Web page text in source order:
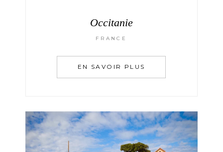
Occitanie
FRANCE
EN SAVOIR PLUS